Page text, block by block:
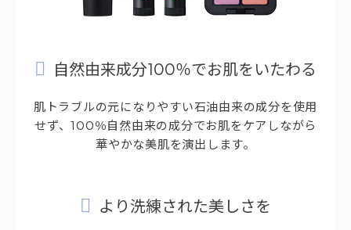
自然由来成分100％でお肌をいたわる
肌トラブルの元になりやすい石油由来の成分を使用
せず、100％自然由来の成分でお肌をケアしながら
華やかな美肌を演出します。
より洗練された美しさを